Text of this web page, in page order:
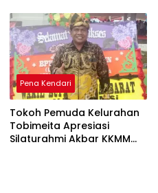
Pena Kendari
Tokoh Pemuda Kelurahan
Tobimeita Apresiasi
Silaturahmi Akbar KKMM